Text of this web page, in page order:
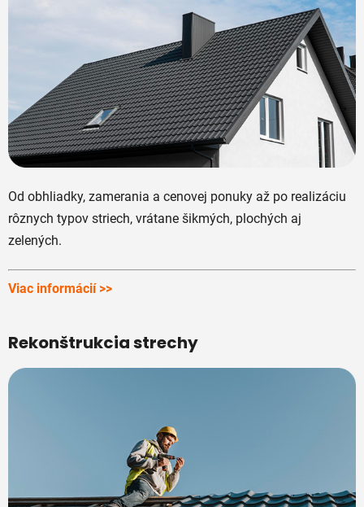
Od obhliadky, zamerania a cenovej ponuky až po realizáciu
rôznych typov striech, vrátane šikmých, plochých aj
zelených.
Viac informácií >>
Rekonštrukcia strechy